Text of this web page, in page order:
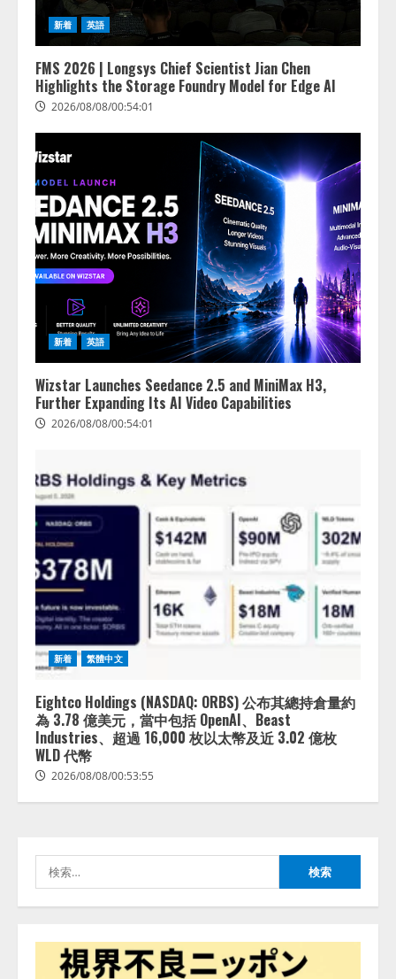
新着 英語
FMS 2026 | Longsys Chief Scientist Jian Chen
Highlights the Storage Foundry Model for Edge AI
2026/08/08/00:54:01
新着 英語
Wizstar Launches Seedance 2.5 and MiniMax H3,
Further Expanding Its AI Video Capabilities
2026/08/08/00:54:01
新着 繁體中文
Eightco Holdings (NASDAQ: ORBS) 公布其總持倉量約
為 3.78 億美元，當中包括 OpenAI、Beast
Industries、超過 16,000 枚以太幣及近 3.02 億枚
WLD 代幣
2026/08/08/00:53:55
索:
2
lmessage、MCP接続機能を強化
し、AIから設定操作できる機能を
拡充
2026/08/07/13:53:50
する調査】AIを組織として導入で
きている企業は26.8％。AI導入企
業の68.0％が、自社でのAI導入・
活用は「上手くいっている」と回
答
ナレッジワーク、AIエンジニア油
の業界特化LLM」の開発とAI研究
2026/08/07/10:54:31
「TinhVan Technologies JSC.」と業
務提携